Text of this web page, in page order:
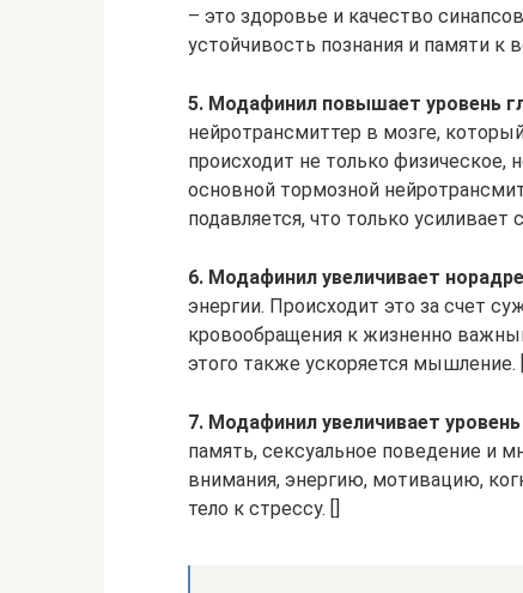
– это здоровье и качество
устойчивость познания и памяти
5. Модафинил повышает уровень
нейротрансмиттер в мозге,
происходит не только физическое,
основной тормозной
подавляется, что только
6. Модафинил увеличивает
энергии. Происходит это за счет
кровообращения к жизненно
этого также ускоряется мышление.
7. Модафинил увеличивает
память, сексуальное поведение и
внимания, энергию, мотивацию,
тело к стрессу. []